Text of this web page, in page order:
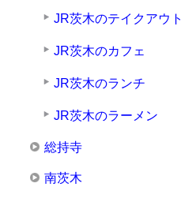
JR茨木のテイクアウト
JR茨木のカフェ
JR茨木のランチ
JR茨木のラーメン
総持寺
南茨木